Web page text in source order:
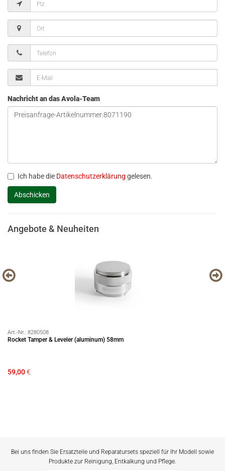
Nachricht an das Avola-Team
Ich habe die Datenschutzerklärung gelesen.
Angebote & Neuheiten
Art.-Nr.: 8280508
Rocket Tamper & Leveler (aluminum) 58mm
59,00€
Bei uns finden Sie Ersatzteile und Reparatursets speziell für Ihr Modell sowie
Produkte zur Reinigung, Entkalkung und Pflege.